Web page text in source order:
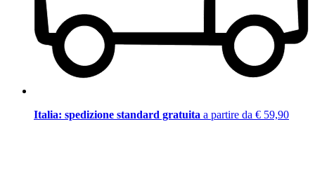
Italia: spedizione standard gratuita a partire da € 59,90